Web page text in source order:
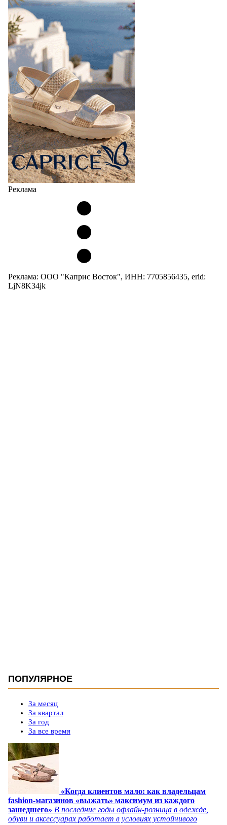
Реклама
Реклама: ООО "Каприс Восток", ИНН: 7705856435, erid:
LjN8K34jk
ПОПУЛЯРНОЕ
За месяц
За квартал
За год
За все время
«Когда клиентов мало: как владельцам
fashion-магазинов «выжать» максимум из каждого
зашедшего» В последние годы офлайн-розница в одежде,
обуви и аксессуарах работает в условиях устойчивого